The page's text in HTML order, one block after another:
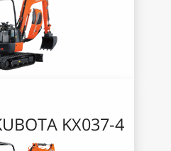
KX037-4